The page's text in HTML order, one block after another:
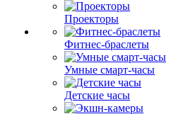
Проекторы
Фитнес-браслеты
Умные смарт-часы
Детские часы